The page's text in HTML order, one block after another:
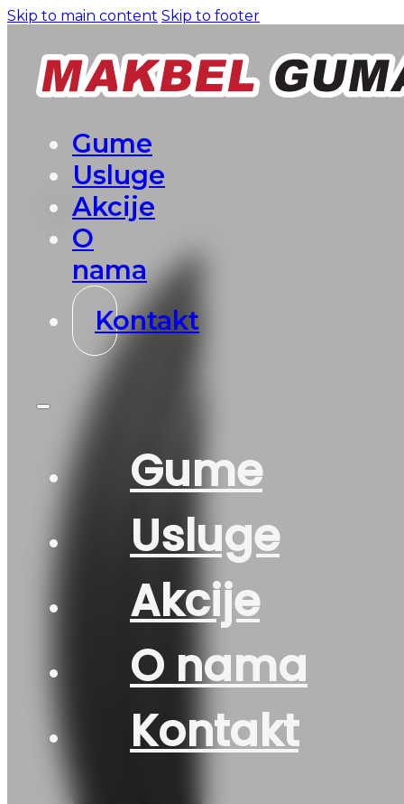
Skip to main content Skip to footer
Gume
Usluge
Akcije
O
nama
Kontakt
Gume
Usluge
Akcije
O nama
Kontakt